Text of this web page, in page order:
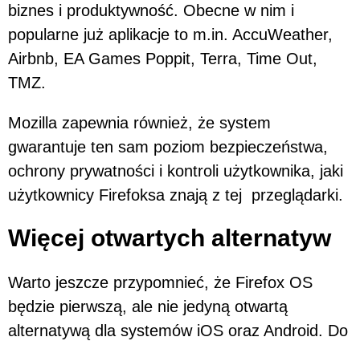
biznes i produktywność. Obecne w nim i
popularne już aplikacje to m.in. AccuWeather,
Airbnb, EA Games Poppit, Terra, Time Out,
TMZ.
Mozilla zapewnia również, że system
gwarantuje ten sam poziom bezpieczeństwa,
ochrony prywatności i kontroli użytkownika, jaki
użytkownicy Firefoksa znają z tej przeglądarki.
Więcej otwartych alternatyw
Warto jeszcze przypomnieć, że Firefox OS
będzie pierwszą, ale nie jedyną otwartą
alternatywą dla systemów iOS oraz Android. Do